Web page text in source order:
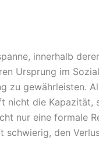
innerhalb
Ursprung im
zu gewährleisten.
nicht die Kapazität,
nur eine formale
schwierig, den